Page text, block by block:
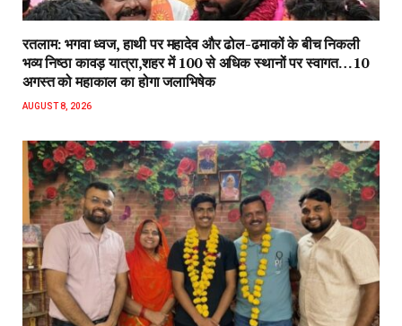
रतलाम: भगवा ध्वज, हाथी पर महादेव और ढोल-ढमाकों के बीच निकली
भव्य निष्ठा कावड़ यात्रा,शहर में 100 से अधिक स्थानों पर स्वागत…10
अगस्त को महाकाल का होगा जलाभिषेक
AUGUST 8, 2026